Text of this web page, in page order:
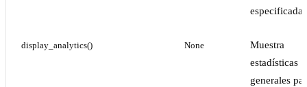
especificada.
display_analytics() None
Muestra
estadísticas
generales